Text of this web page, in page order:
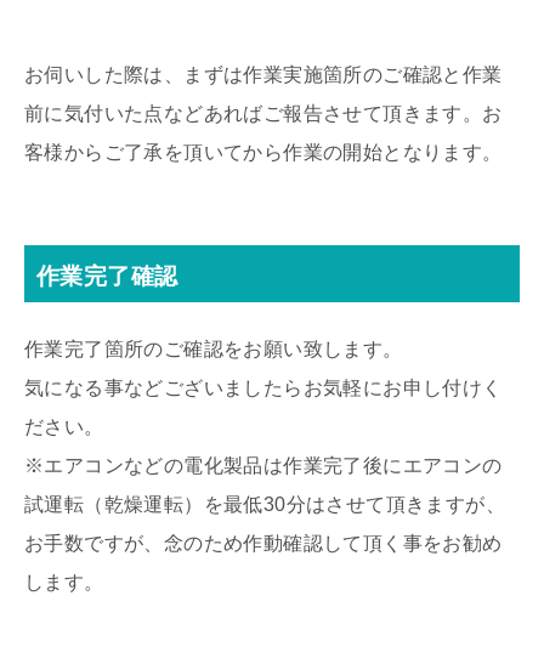
お伺いした際は、まずは作業実施箇所のご確認と作業
前に気付いた点などあればご報告させて頂きます。お
客様からご了承を頂いてから作業の開始となります。
作業完了確認
作業完了箇所のご確認をお願い致します。
気になる事などございましたらお気軽にお申し付けく
ださい。
※エアコンなどの電化製品は作業完了後にエアコンの
試運転（乾燥運転）を最低30分はさせて頂きますが、
お手数ですが、念のため作動確認して頂く事をお勧め
します。